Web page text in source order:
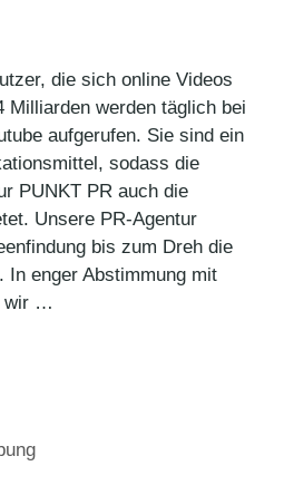
die sich online Videos
Milliarden werden täglich bei
aufgerufen. Sie sind ein
sodass die
PUNKT PR auch die
Unsere PR-Agentur
bis zum Dreh die
In enger Abstimmung mit
wir …